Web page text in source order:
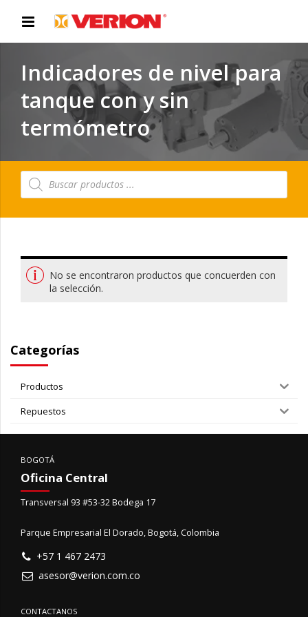
Indicadores de nivel para
tanque con y sin
termómetro
Búsqueda
de
No se encontraron productos que concuerden con
la selección.
Categorías
Productos
Repuestos
BOGOTÁ
Oficina Central
Transversal 93 #53-32 Bodega 17
Parque Empresarial El Dorado, Bogotá, Colombia
+57 1 467 2473
asesor@verion.com.co
CONTACTANOS